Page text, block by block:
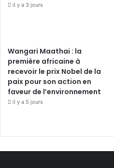
il y a 3 jours
Wangari Maathai : la
première africaine à
recevoir le prix Nobel de la
paix pour son action en
faveur de l’environnement
il y a 5 jours